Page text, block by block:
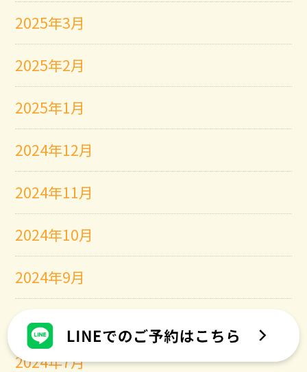
2025年3月
2025年2月
2025年1月
2024年12月
2024年11月
2024年10月
2024年9月
2024年8月
2024年7月